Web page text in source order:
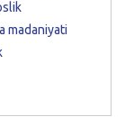
madaniyati